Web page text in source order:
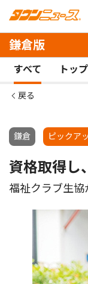
鎌倉版
すべて トッ
戻る
鎌倉 ピックア
資格取得し
福祉クラブ生